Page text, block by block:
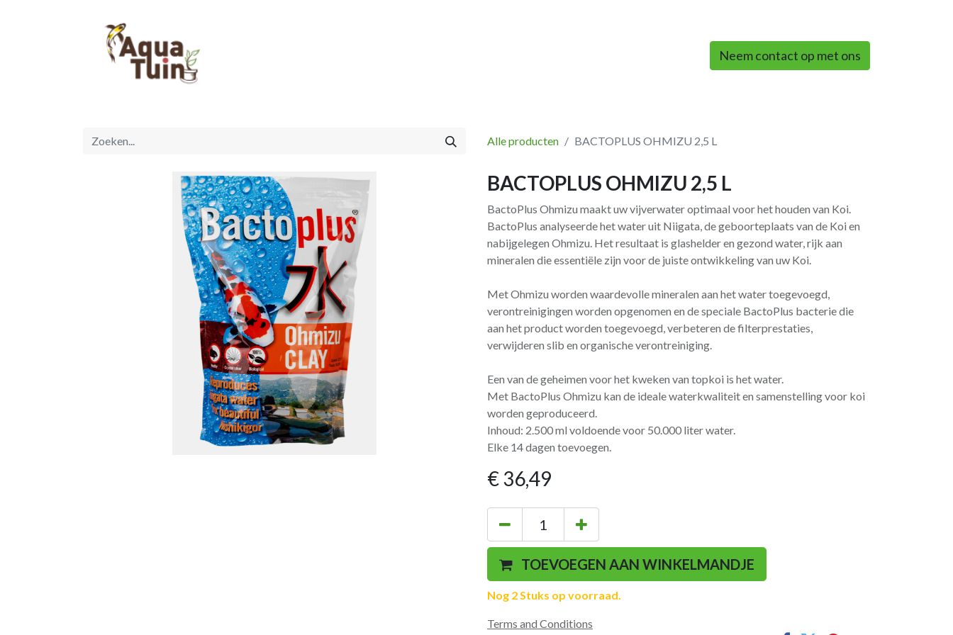
Neem contact op met ons
Alle producten BACTOPLUS OHMIZU 2,5 L
BACTOPLUS OHMIZU 2,5 L
BactoPlus Ohmizu maakt uw vijverwater optimaal voor het houden van Koi.
BactoPlus analyseerde het water uit Niigata, de geboorteplaats van de Koi en
nabijgelegen Ohmizu. Het resultaat is glashelder en gezond water, rijk aan
mineralen die essentiële zijn voor de juiste ontwikkeling van uw Koi.
Met Ohmizu worden waardevolle mineralen aan het water toegevoegd,
verontreinigingen worden opgenomen en de speciale BactoPlus bacterie die
aan het product worden toegevoegd, verbeteren de filterprestaties,
verwijderen slib en organische verontreiniging.
Een van de geheimen voor het kweken van topkoi is het water.
Met BactoPlus Ohmizu kan de ideale waterkwaliteit en samenstelling voor koi
worden geproduceerd.
Inhoud: 2.500 ml voldoende voor 50.000 liter water.
Elke 14 dagen toevoegen.
€36,49
TOEVOEGEN AAN WINKELMANDJE
Nog 2 Stuks op voorraad.
Terms and Conditions